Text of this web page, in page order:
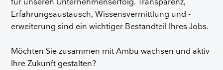
für unseren Unternehmenserfolg. Transparenz,
Erfahrungsaustausch, Wissensvermittlung und -
erweiterung sind ein wichtiger Bestandteil Ihres Jobs.
Möchten Sie zusammen mit Ambu wachsen und aktiv
Ihre Zukunft gestalten?